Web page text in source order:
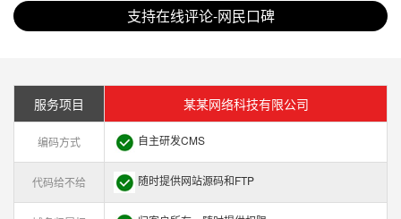
支持在线评论-网民口碑
服务项目 某某网络科技有限公司
编码方式 自主研发CMS
代码给不给 随时提供网站源码和FTP